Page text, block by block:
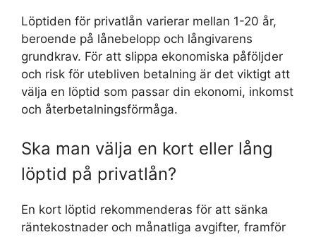
Löptiden för privatlån varierar mellan 1-20 år,
beroende på lånebelopp och långivarens
grundkrav. För att slippa ekonomiska påföljder
och risk för utebliven betalning är det viktigt att
välja en löptid som passar din ekonomi, inkomst
och återbetalningsförmåga.
Ska man välja en kort eller lång
löptid på privatlån?
En kort löptid rekommenderas för att sänka
räntekostnader och månatliga avgifter, framför